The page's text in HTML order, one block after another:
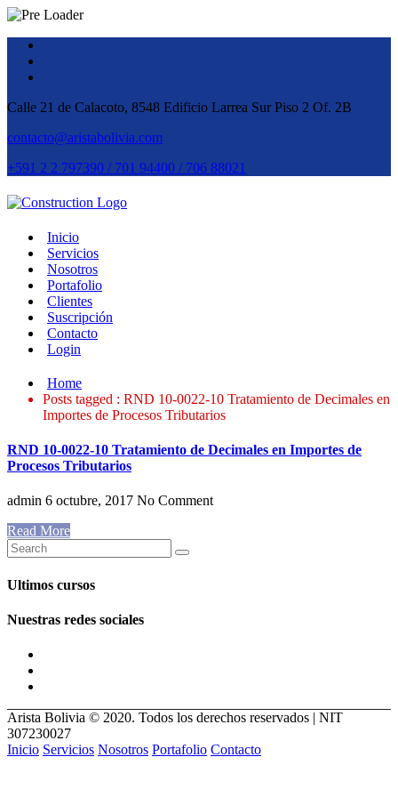
Calle 21 de Calacoto, 8548 Edificio Larrea Sur Piso 2 Of. 2B
contacto@aristabolivia.com
+591 2 2 797390 / 701 94400 / 706 88021
Inicio
Servicios
Nosotros
Portafolio
Clientes
Suscripción
Contacto
Login
Home
Posts tagged : RND 10-0022-10 Tratamiento de Decimales en
Importes de Procesos Tributarios
RND 10-0022-10 Tratamiento de Decimales en Importes de
Procesos Tributarios
admin 6 octubre, 2017 No Comment
Read More
Ultimos cursos
Nuestras redes sociales
Arista Bolivia © 2020. Todos los derechos reservados | NIT
307230027
Inicio Servicios Nosotros Portafolio Contacto